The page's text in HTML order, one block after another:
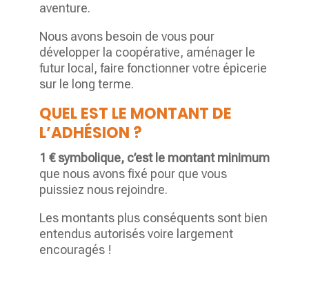
aventure.
Nous avons besoin de vous pour
développer la coopérative, aménager le
futur local, faire fonctionner votre épicerie
sur le long terme.
QUEL EST LE MONTANT DE
L’ADHÉSION ?
1 € symbolique, c’est le montant minimum
que nous avons fixé pour que vous
puissiez nous rejoindre.
Les montants plus conséquents sont bien
entendus autorisés voire largement
encouragés !